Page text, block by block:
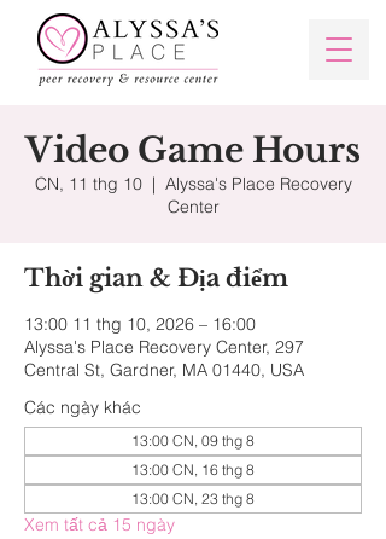
Video Game Hours
CN, 11 thg 10
  |
Alyssa's Place Recovery
Center
Thời gian & Địa điểm
13:00 11 thg 10, 2026 – 16:00
Alyssa's Place Recovery Center, 297
Central St, Gardner, MA 01440, USA
Các ngày khác
13:00 CN, 09 thg 8
13:00 CN, 16 thg 8
13:00 CN, 23 thg 8
Xem tất cả 15 ngày